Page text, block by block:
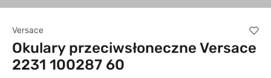
Versace
Okulary przeciwsłoneczne Versace
2231 100287 60